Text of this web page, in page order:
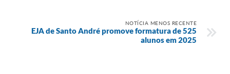
NOTÍCIA MENOS RECENTE
EJA de Santo André promove formatura de 525
alunos em 2025